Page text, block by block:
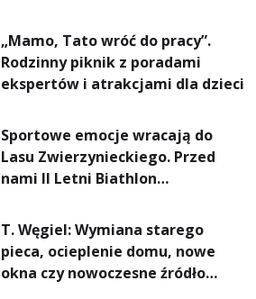
„Mamo, Tato wróć do pracy”.
Rodzinny piknik z poradami
ekspertów i atrakcjami dla dzieci
Sportowe emocje wracają do
Lasu Zwierzynieckiego. Przed
nami II Letni Biathlon
T. Węgiel: Wymiana starego
pieca, ocieplenie domu, nowe
okna czy nowoczesne źródło